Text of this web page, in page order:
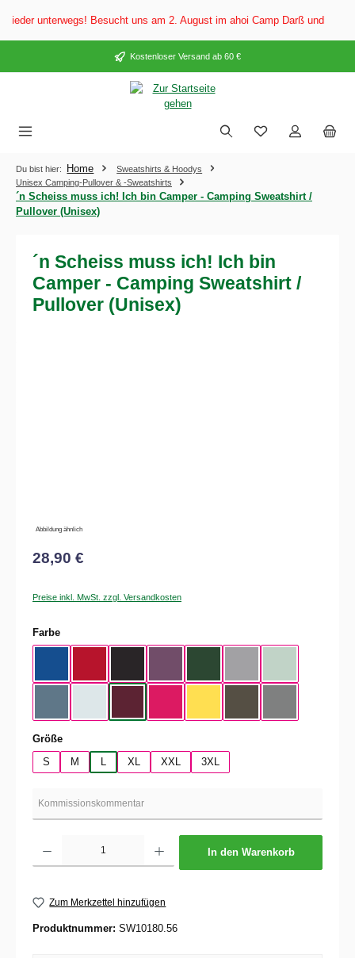
springen
unterwegs! Besucht uns am 2. August im ahoi Camp Darß und vom 3.
Kostenloser Versand ab 60 €
Du bist hier: Home
Sweatshirts & Hoodys
Unisex Camping-Pullover & -Sweatshirts
´n Scheiss muss ich! Ich bin Camper - Camping Sweatshirt /
Pullover (Unisex)
´n Scheiss muss ich! Ich bin
Camper - Camping Sweatshirt /
Pullover (Unisex)
Abbildung ähnlich
28,90 €
Preise inkl. MwSt. zzgl. Versandkosten
Farbeauswählen
Größeauswählen
S
M XL XXL 3XL
In den Warenkorb
Zum Merkzettel hinzufügen
Produktnummer: SW10180.56